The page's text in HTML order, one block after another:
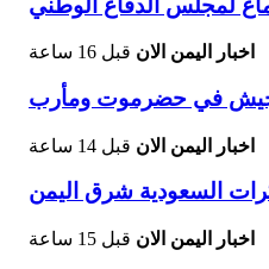
اخبار اليمن الان قبل 16 ساعة
في حضرموت ومأرب
اخبار اليمن الان قبل 14 ساعة
السعودية شرق اليمن
اخبار اليمن الان قبل 15 ساعة